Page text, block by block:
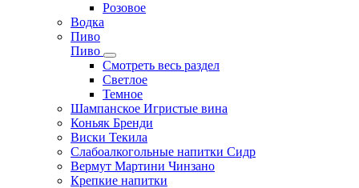
Розовое
Водка
Пиво
Пиво
Смотреть весь раздел
Cветлое
Темное
Шампанское Игристые вина
Коньяк Бренди
Виски Текила
Слабоалкогольные напитки Сидр
Вермут Мартини Чинзано
Крепкие напитки